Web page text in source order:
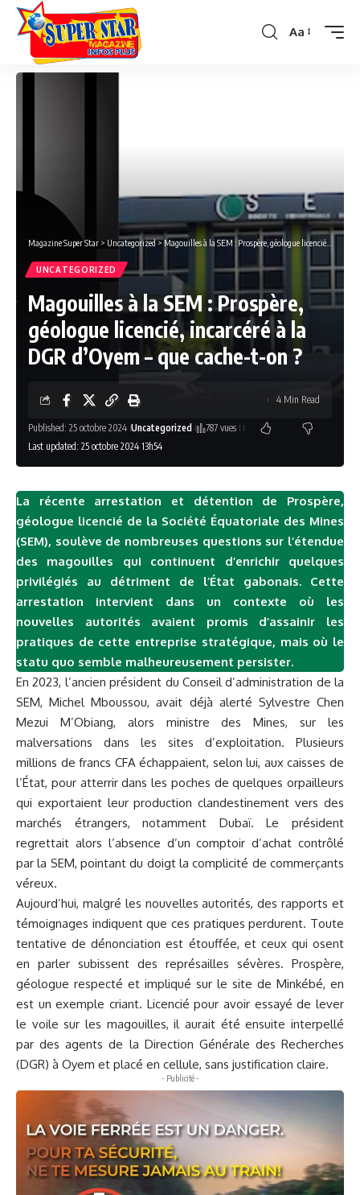
Font
Aa
Magazine Super Star > Uncategorized>Magouilles à la SEM : Prospère, géologue licencié, incarcéré à la DGR d’Oyem – que cache-t-on ?
UNCATEGORIZED
Magouilles à la SEM : Prospère,
géologue licencié, incarcéré à la
DGR d’Oyem – que cache-t-on ?
Last updated: 25 octobre 2024 13h54
Published: 25 octobre 2024 Uncategorized 787 vues
4 Min Read
La récente arrestation et détention de Prospère,
géologue licencié de la Société Équatoriale des Mines
(SEM), soulève de nombreuses questions sur l’étendue
des magouilles qui continuent d’enrichir quelques
privilégiés au détriment de l’État gabonais. Cette
arrestation intervient dans un contexte où les
nouvelles autorités avaient promis d’assainir les
pratiques de cette entreprise stratégique, mais où le
statu quo semble malheureusement persister.
En 2023, l’ancien président du Conseil d’administration de la
SEM, Michel Mboussou, avait déjà alerté Sylvestre Chen
Mezui M’Obiang, alors ministre des Mines, sur les
malversations dans les sites d’exploitation. Plusieurs
millions de francs CFA échappaient, selon lui, aux caisses de
l’État, pour atterrir dans les poches de quelques orpailleurs
qui exportaient leur production clandestinement vers des
marchés étrangers, notamment Dubaï. Le président
regrettait alors l’absence d’un comptoir d’achat contrôlé
par la SEM, pointant du doigt la complicité de commerçants
véreux.
Aujourd’hui, malgré les nouvelles autorités, des rapports et
témoignages indiquent que ces pratiques perdurent. Toute
tentative de dénonciation est étouffée, et ceux qui osent
en parler subissent des représailles sévères. Prospère,
géologue respecté et impliqué sur le site de Minkébé, en
est un exemple criant. Licencié pour avoir essayé de lever
le voile sur les magouilles, il aurait été ensuite interpellé
par des agents de la Direction Générale des Recherches
(DGR) à Oyem et placé en cellule, sans justification claire.
- Publicité -